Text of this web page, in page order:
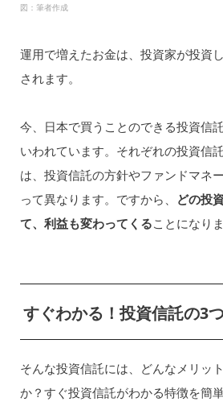
図：筆者作成
運用で増えたお金は、投資家が投資
されます。
今、日本で買うことのできる投資信
いわれています。それぞれの投資信
は、投資信託の方針やファンドマネ
って異なります。ですから、
どの投
て、利益も変わってくることになりま
すぐわかる！投資信託の3
そんな投資信託には、どんなメリッ
か？すぐ投資信託がわかる特徴を簡